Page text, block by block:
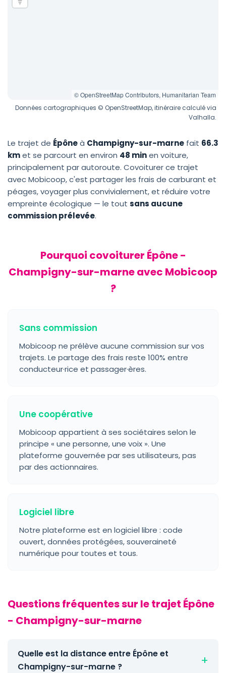
© OpenStreetMap Contributors, Humanitarian Team
Données cartographiques © OpenStreetMap, itinéraire calculé via
Valhalla.
Le trajet de Épôneà Champigny-sur-marne fait 66.3
kmet se parcourt en environ 48 minen voiture,
principalement par autoroute. Covoiturer ce trajet
avec Mobicoop, c'est partager les frais de carburant et
péages, voyager plus convivialement, et réduire votre
empreinte écologique — le tout sans aucune
commission prélevée.
Pourquoi covoiturer Épône -
Champigny-sur-marne avec Mobicoop
?
Sans commission
Mobicoop ne prélève aucune commission sur vos
trajets. Le partage des frais reste 100% entre
conducteur·rice et passager·ères.
Une coopérative
Mobicoop appartient à ses sociétaires selon le
principe « une personne, une voix ». Une
plateforme gouvernée par ses utilisateurs, pas
par des actionnaires.
Logiciel libre
Notre plateforme est en logiciel libre : code
ouvert, données protégées, souveraineté
numérique pour toutes et tous.
Questions fréquentes sur le trajet Épône
- Champigny-sur-marne
Quelle est la distance entre Épône et
Champigny-sur-marne ?